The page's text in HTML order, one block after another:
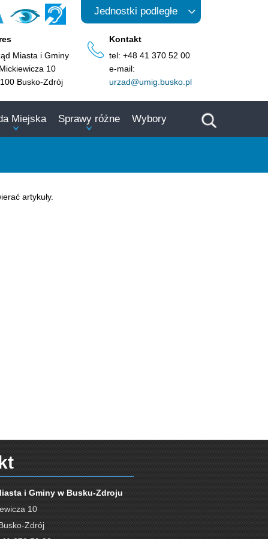
Jednostki podległe
Miasta i Gminy
10
Busko-Zdrój
Kontakt
tel: +48 41 370 52 00
e-mail:
urzad@umig.busko.pl
Miejska Sprawy różne Wybory
artykuły.
i Gminy w Busku-Zdroju
10
Zdrój